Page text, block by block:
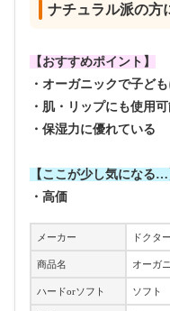
ナチュラル派の方
【おすすめポイント】
・オーガニックで子ど
・肌・リップにも使用
・保湿力に優れている
【ここが少し気になる…
・高価
メーカー ドクタ
商品名 オーガ
ハードorソフト ソフト